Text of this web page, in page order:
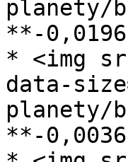
planety/
**-
* <img
data-
planety/
**-